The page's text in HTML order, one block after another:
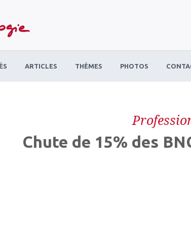
ARTICLES THÈMES PHOTOS
Chute de 15% des